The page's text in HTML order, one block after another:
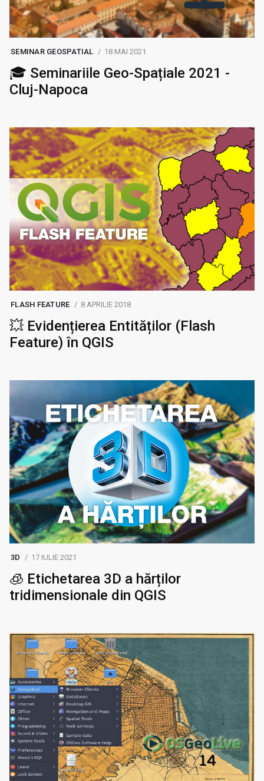
SEMINAR GEOSPATIAL 18 MAI 2021
🎓 Seminariile Geo-Spațiale 2021 -
Cluj-Napoca
FLASH FEATURE 8 APRILIE 2018
💥 Evidențierea Entităților (Flash
Feature) în QGIS
3D 17 IULIE 2021
🧊 Etichetarea 3D a hărților
tridimensionale din QGIS